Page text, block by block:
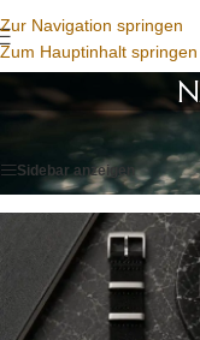
Zur Navigation springen
Zum Hauptinhalt springen
Startseite Uhrenarmbänder
Sidebar anzeigen